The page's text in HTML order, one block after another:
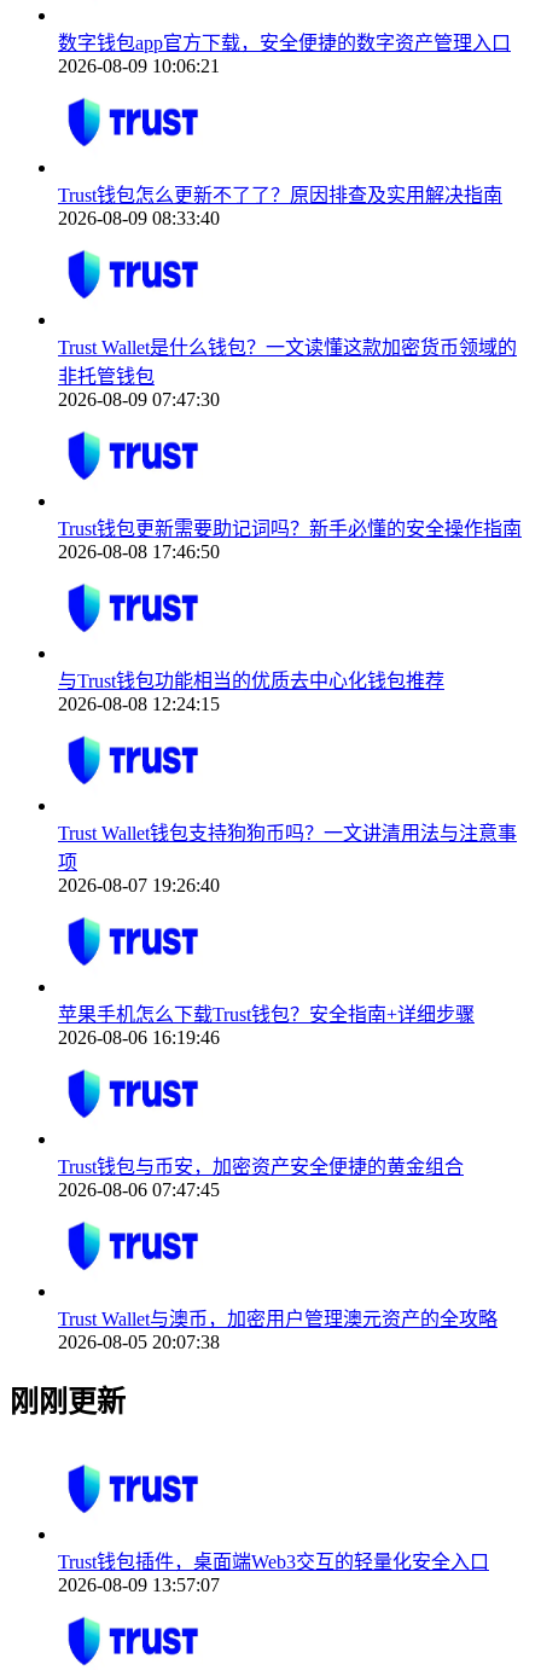
数字钱包app官方下载，安全便捷的数字资产管理入口
2026-08-09 10:06:21
Trust钱包怎么更新不了了？原因排查及实用解决指南
2026-08-09 08:33:40
Trust Wallet是什么钱包？一文读懂这款加密货币领域的
非托管钱包
2026-08-09 07:47:30
Trust钱包更新需要助记词吗？新手必懂的安全操作指南
2026-08-08 17:46:50
与Trust钱包功能相当的优质去中心化钱包推荐
2026-08-08 12:24:15
Trust Wallet钱包支持狗狗币吗？一文讲清用法与注意事
项
2026-08-07 19:26:40
苹果手机怎么下载Trust钱包？安全指南+详细步骤
2026-08-06 16:19:46
Trust钱包与币安，加密资产安全便捷的黄金组合
2026-08-06 07:47:45
Trust Wallet与澳币，加密用户管理澳元资产的全攻略
2026-08-05 20:07:38
刚刚更新
Trust钱包插件，桌面端Web3交互的轻量化安全入口
2026-08-09 13:57:07